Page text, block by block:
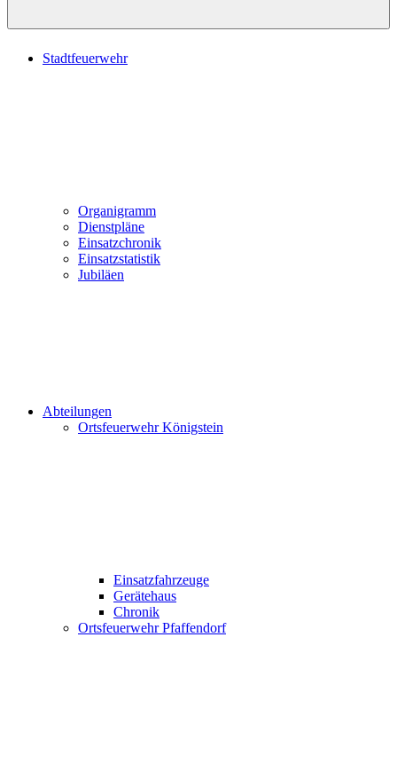
Stadtfeuerwehr
Organigramm
Dienstpläne
Einsatzchronik
Einsatzstatistik
Jubiläen
Abteilungen
Ortsfeuerwehr Königstein
Einsatzfahrzeuge
Gerätehaus
Chronik
Ortsfeuerwehr Pfaffendorf